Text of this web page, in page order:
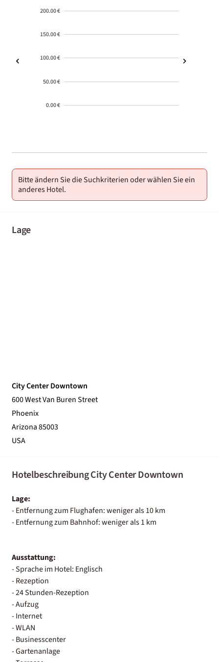
200.00 €
150.00 €
100.00 €
50.00 €
0.00 €
01-02
Bitte ändern Sie die Suchkriterien oder wählen Sie ein
anderes Hotel.
Lage
City Center Downtown
600 West Van Buren Street
Phoenix
Arizona 85003
USA
Hotelbeschreibung City Center Downtown
Lage:
- Entfernung zum Flughafen: weniger als 10 km
- Entfernung zum Bahnhof: weniger als 1 km
Ausstattung:
- Sprache im Hotel: Englisch
- Rezeption
- 24 Stunden-Rezeption
- Aufzug
- Internet
- WLAN
- Businesscenter
- Gartenanlage